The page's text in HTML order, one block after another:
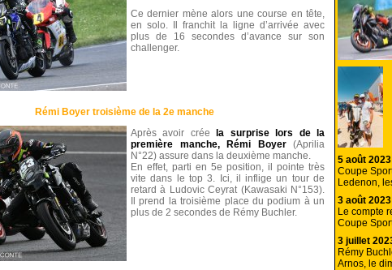
Ce dernier mène alors une course en tête,
en solo. Il franchit la ligne d’arrivée avec
plus de 16 secondes d’avance sur son
challenger.
Rémi Boyer troisième de la 2e manche
Après avoir crée
la surprise lors de la
première manche, Rémi Boyer(Aprilia
N°22) assure dans la deuxième manche.
En effet, parti en 5e position, il pointe très
vite dans le top 3. Ici, il inflige un tour de
retard à Ludovic Ceyrat (Kawasaki N°153).
Il prend la troisième place du podium à un
plus de 2 secondes de Rémy Buchler.
5 août 2023
Coupe
Ledenon,
3 août 2023
Le compte
Coupe
3 juillet
Rémy
Arnos, le